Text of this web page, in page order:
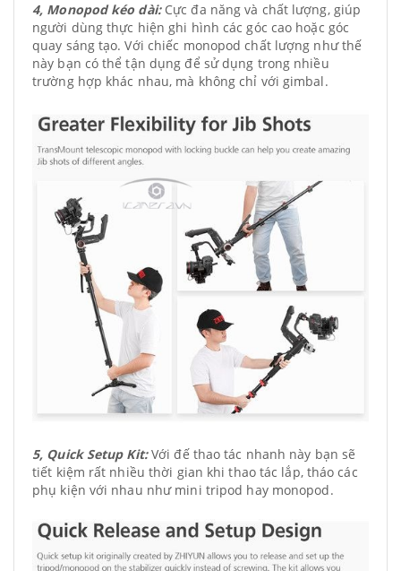
4, Monopod kéo dài:Cực đa năng và chất lượng, giúp
người dùng thực hiện ghi hình các góc cao hoặc góc
quay sáng tạo. Với chiếc monopod chất lượng như thế
này bạn có thể tận dụng để sử dụng trong nhiều
trường hợp khác nhau, mà không chỉ với gimbal.
5, Quick Setup Kit:Với đế thao tác nhanh này bạn sẽ
tiết kiệm rất nhiều thời gian khi thao tác lắp, tháo các
phụ kiện với nhau như mini tripod hay monopod.